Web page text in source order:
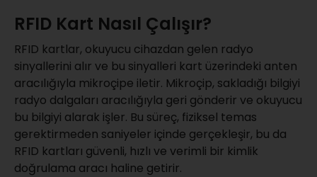
RFID Kart Nasıl Çalışır?
RFID kartlar, okuyucu cihazdan gelen radyo
sinyallerini alır ve bu sinyalleri kart üzerindeki anten
aracılığıyla mikroçipe iletir. Mikroçip, sakladığı bilgiyi
radyo dalgaları aracılığıyla geri gönderir ve okuyucu
bu bilgiyi alarak işler. Bu süreç, fiziksel temas
gerektirmeden saniyeler içinde gerçekleşir, bu da
RFID kartları güvenli, hızlı ve verimli bir kimlik
doğrulama aracı haline getirir.